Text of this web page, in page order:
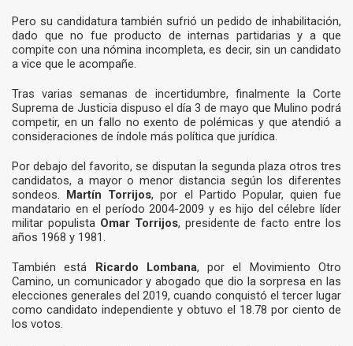
Pero su candidatura también sufrió un pedido de inhabilitación,
dado que no fue producto de internas partidarias y a que
compite con una nómina incompleta, es decir, sin un candidato
a vice que le acompañe.
Tras varias semanas de incertidumbre, finalmente la Corte
Suprema de Justicia dispuso el día 3 de mayo que Mulino podrá
competir, en un fallo no exento de polémicas y que atendió a
consideraciones de índole más política que jurídica.
Por debajo del favorito, se disputan la segunda plaza otros tres
candidatos, a mayor o menor distancia según los diferentes
sondeos. Martín Torrijos, por el Partido Popular, quien fue
mandatario en el período 2004-2009 y es hijo del célebre líder
militar populista Omar Torrijos, presidente de facto entre los
años 1968 y 1981.
También está Ricardo Lombana, por el Movimiento Otro
Camino, un comunicador y abogado que dio la sorpresa en las
elecciones generales del 2019, cuando conquistó el tercer lugar
como candidato independiente y obtuvo el 18.78 por ciento de
los votos.